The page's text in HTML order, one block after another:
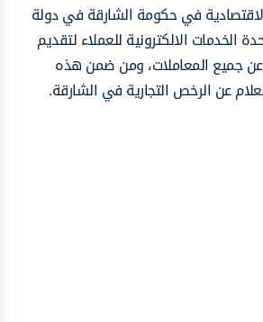
في حكومة الشارقة في دولة
الخدمات الالكترونية للعملاء لتقديم
عن جميع المعاملات، ومن ضمن هذه
عن الرخص التجارية في الشارقة.